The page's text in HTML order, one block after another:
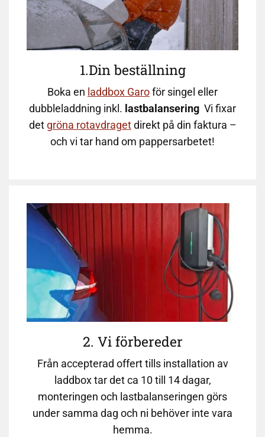
1.Din beställning
Boka en laddbox Garoför singel eller
dubbleladdning inkl. lastbalansering Vi fixar
det gröna rotavdragetdirekt på din faktura –
och vi tar hand om pappersarbetet!
2. Vi förbereder
Från accepterad offert tills installation av
laddbox tar det ca 10 till 14 dagar,
monteringen och lastbalanseringen görs
under samma dag och ni behöver inte vara
hemma.